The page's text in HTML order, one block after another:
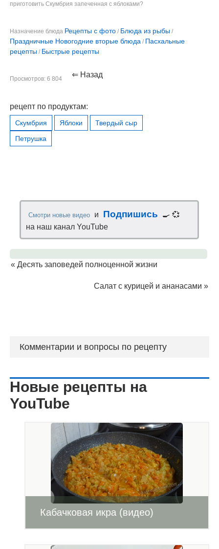
приготовить Скумбрия запеченная с яблоками?
Назначение блюда Рецепты с фото / Блюда из рыбы /
Праздничные Новогодние вторые блюда / Пасхальные
рецепты / Быстрые рецепты
Просмотров: 6 804 ⇐ Назад
рецепт по продуктам:
Скумбрия Яблоки
Твердый сыр
Петрушка
Смотри новые видео и Подпишись
🍳 💞
на наш канал YouTube
« Десять заповедей полноценной жизни
Cалат с курицей и ананасами »
Комментарии и вопросы по рецепту
Новые рецепты на
YouTube
Кабачковая икра (видео)